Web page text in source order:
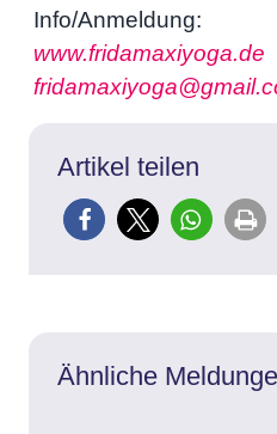
Info/Anmeldung:
www.fridamaxiyoga.de
Artikel teilen
Ähnliche